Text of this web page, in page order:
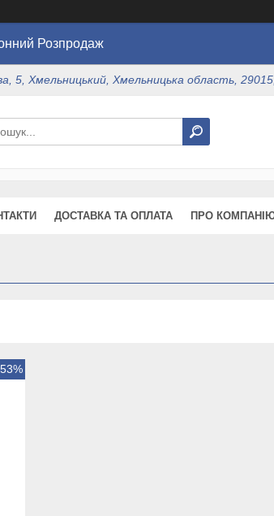
Розпродаж
5, Хмельницький, Хмельницька область,
ДОСТАВКА ТА ОПЛАТА ПРО